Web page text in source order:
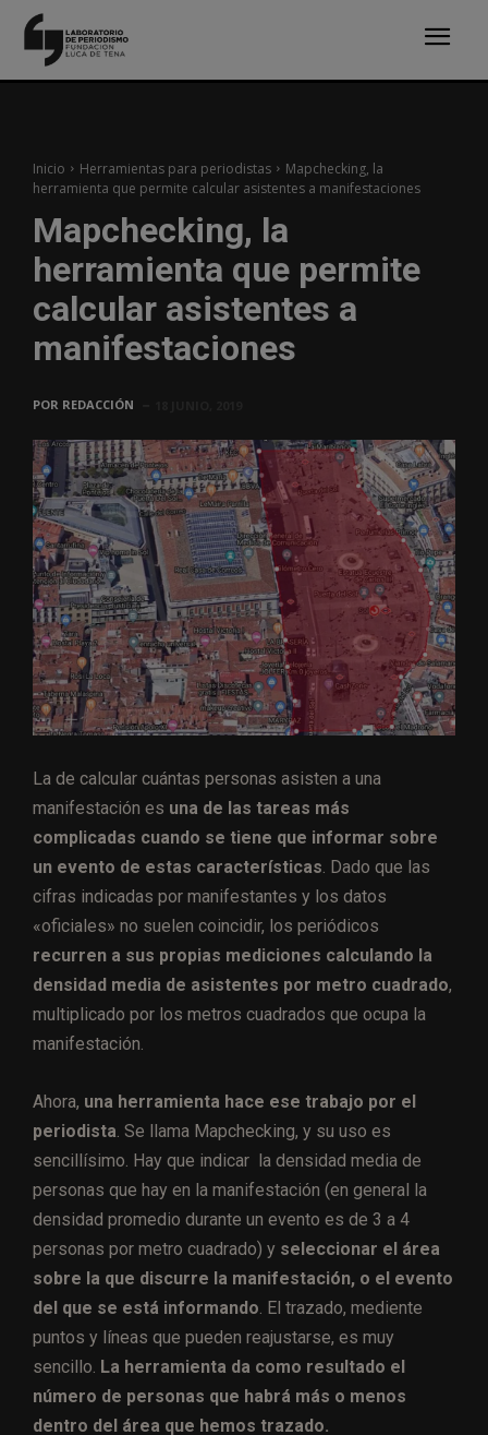
Inicio Herramientas para periodistas
Mapchecking, la
herramienta que permite calcular asistentes a manifestaciones
Mapchecking, la
herramienta que permite
calcular asistentes a
manifestaciones
POR REDACCIÓN
La de calcular cuántas personas asisten a una
manifestación es una de las tareas más
complicadas cuando se tiene que informar sobre
un evento de estas características. Dado que las
cifras indicadas por manifestantes y los datos
«oficiales» no suelen coincidir, los periódicos
recurren a sus propias mediciones calculando la
densidad media de asistentes por metro cuadrado,
multiplicado por los metros cuadrados que ocupa la
manifestación.
Ahora, una herramienta hace ese trabajo por el
periodista. Se llama Mapchecking, y su uso es
sencillísimo. Hay que indicar la densidad media de
personas que hay en la manifestación (en general la
densidad promedio durante un evento es de 3 a 4
personas por metro cuadrado) y seleccionar el área
sobre la que discurre la manifestación, o el evento
del que se está informando. El trazado, mediente
puntos y líneas que pueden reajustarse, es muy
sencillo. La herramienta da como resultado el
número de personas que habrá más o menos
dentro del área que hemos trazado.